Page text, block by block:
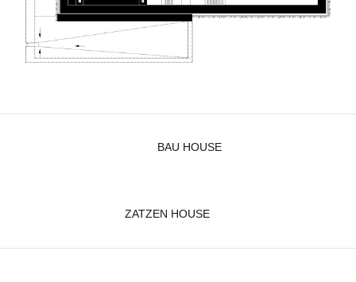
BAU HOUSE
ZATZEN HOUSE